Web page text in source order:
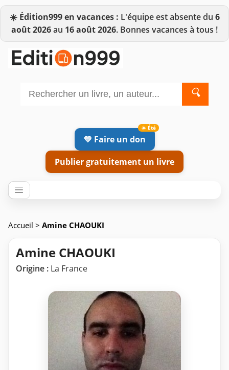
☀️ Édition999 en vacances : L'équipe est absente du 6
août 2026au 16 août 2026. Bonnes vacances à tous !
🔍
💛 Faire un don
Publier gratuitement un livre
Accueil > Amine CHAOUKI
Amine CHAOUKI
Origine : La France